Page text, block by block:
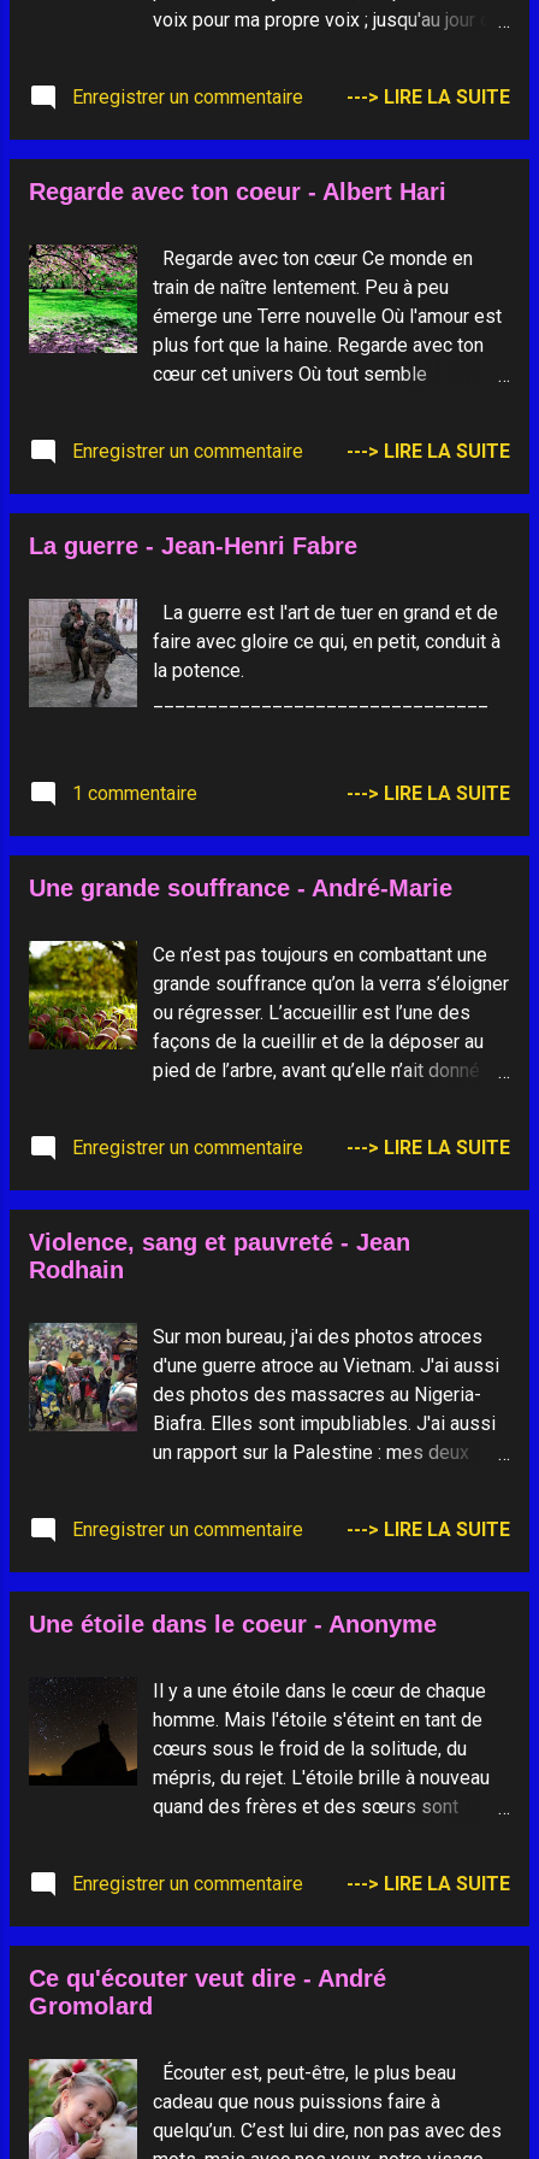
voix pour ma propre voix ; jusqu'au jour où
ciel vagabond" de Martine -
Enregistrer un commentaire ---> LIRE LA SUITE
Regarde avec ton coeur - Albert Hari
Regarde avec ton cœur Ce monde en
train de naître lentement. Peu à peu
émerge une Terre nouvelle Où l'amour est
plus fort que la haine. Regarde avec ton
cœur cet univers Où tout semble
signes du printemps. Regarde avec ton
cœur les hommes ; Ils s'efforcent de
poser dans les larmes Les fondements
d'un monde meilleur. Et déjà brille dans
Regarde avec ton cœur les peuples De
toutes races, langues et cultures. Certains
essaient d'abattre Ces murs de haine Que
s'est endormie. Réveille, Seigneur, la
volonté des croyants. Redonne-leur le
les incontournables de la vie" (Ed. du
Enregistrer un commentaire ---> LIRE LA SUITE
La guerre - Jean-Henri Fabre
La guerre est l'art de tuer en grand et de
faire avec gloire ce qui, en petit, conduit à
la potence.
1 commentaire ---> LIRE LA SUITE
Une grande souffrance - André-Marie
Ce n’est pas toujours en combattant une
grande souffrance qu’on la verra s’éloigner
ou régresser. L’accueillir est l’une des
façons de la cueillir et de la déposer au
pied de l’arbre, avant qu’elle n’ait donné
_____________________________ -
Photo "Cueillette de pommes" de Olivier
Bataille -
Enregistrer un commentaire ---> LIRE LA SUITE
Violence, sang et pauvreté - Jean
Rodhain
Sur mon bureau, j'ai des photos atroces
d'une guerre atroce au Vietnam. J'ai aussi
des photos des massacres au Nigeria-
Biafra. Elles sont impubliables. J'ai aussi
un rapport sur la Palestine : mes deux
cas de variole, on ferme les aérodromes
et on vaccine à tour de bras tous les
passagers. Danger d'épidémie. Et la
guerre - autant que la variole - ne vous
semble pas du tout se localiser ni
s'atténuer ? Chaque fois que la guerre
avance, qui est-ce qui recule ? C'est le
développement. Et chaque fois que des
avions, fournis à prix d'or par les pays
encore les plus pauvres. Dans les
nouveaux films. Tous les trois font
ruisseler interminablement le sang sur
Enregistrer un commentaire ---> LIRE LA SUITE
Une étoile dans le coeur - Anonyme
Il y a une étoile dans le cœur de chaque
homme. Mais l'étoile s'éteint en tant de
cœurs sous le froid de la solitude, du
mépris, du rejet. L'étoile brille à nouveau
quand des frères et des sœurs sont
nuit perd de son pouvoir sur la terre.
L'étoile brille à nouveau quand le dialogue
est renoué, quand la fraternité grandit,
quand les mains s'ouvrent pour le partage.
humblement, avec persévérance,
quelques fragments de lumière jaillissent
de nos lèvres et de nos mains. Alors, le
sourire de Dieu commence à renaître.
Enregistrer un commentaire ---> LIRE LA SUITE
Ce qu'écouter veut dire - André
Gromolard
Écouter est, peut-être, le plus beau
cadeau que nous puissions faire à
quelqu’un. C’est lui dire, non pas avec des